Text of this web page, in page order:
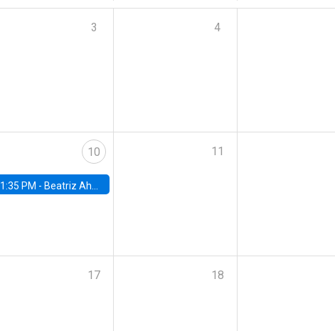
3 4
10
1:35 PM - Beatriz Ahumada, PhD candidate, Universidad de Pittsburgh
11
17 18